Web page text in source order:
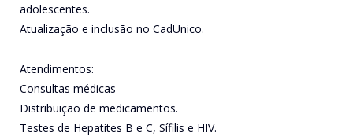
adolescentes.
Atualização e inclusão no CadUnico.
Atendimentos:
Consultas médicas
Distribuição de medicamentos.
Testes de Hepatites B e C, Sífilis e HIV.